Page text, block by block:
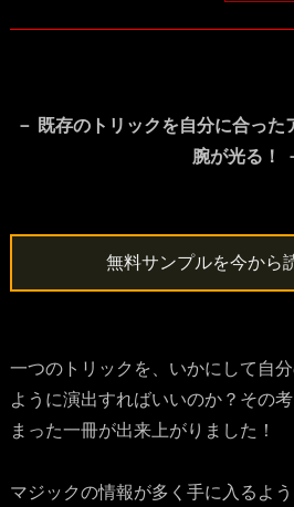
－ 既存のトリックを自分に合っ
腕が光る！
無料サンプルを今から
一つのトリックを、いかにして自
ように演出すればいいのか？その
まった一冊が出来上がりました！
マジックの情報が多く手に入るよ